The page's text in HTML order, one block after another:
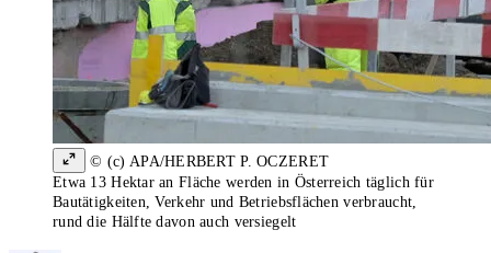
© (c) APA/HERBERT P. OCZERET
Etwa 13 Hektar an Fläche werden in Österreich täglich für
Bautätigkeiten, Verkehr und Betriebsflächen verbraucht,
rund die Hälfte davon auch versiegelt